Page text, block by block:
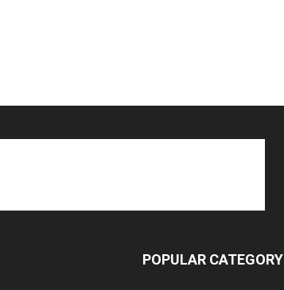
POPULAR CATEGORY